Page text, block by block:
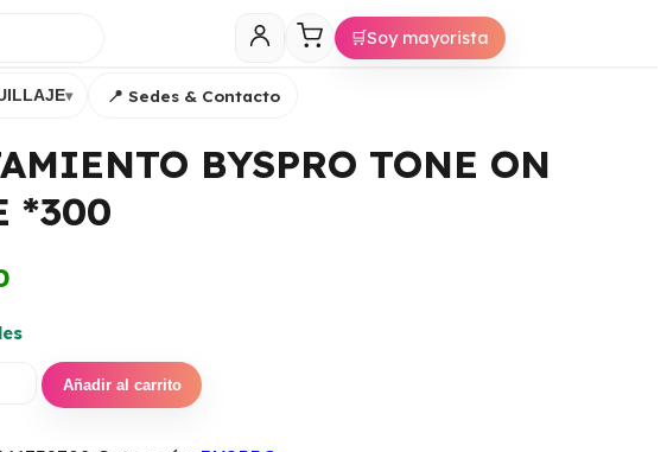
🛒Soy mayorista
▾ 📍 Sedes & Contacto
BYSPRO TONE ON
*300
Añadir al carrito